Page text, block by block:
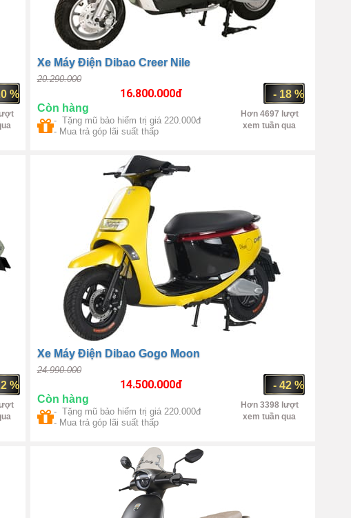
%
Xe Máy Điện Dibao Creer Nile
20.290.000
- 18 %
16.800.000đ
Còn hàng
- Tặng mũ bảo hiểm trị giá 220.000đ
- Mua trả góp lãi suất thấp
Hơn 4697 lượt
xem tuần qua
%
Xe Máy Điện Dibao Gogo Moon
24.990.000
- 42 %
14.500.000đ
Còn hàng
- Tặng mũ bảo hiểm trị giá 220.000đ
- Mua trả góp lãi suất thấp
Hơn 3398 lượt
xem tuần qua